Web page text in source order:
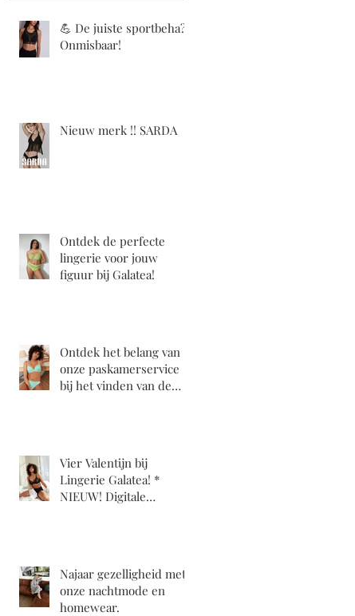
💪 De juiste sportbeha?
Onmisbaar!
Nieuw merk !! SARDA
Ontdek de perfecte
lingerie voor jouw
figuur bij Galatea!
Ontdek het belang van
onze paskamerservice
bij het vinden van de
Vier Valentijn bij
Lingerie Galatea! *
NIEUW! Digitale
Najaar gezelligheid met
onze nachtmode en
homewear.